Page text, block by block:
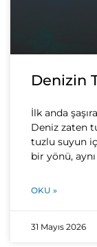
Denizin
İlk anda
Deniz zaten
tuzlu suyun
bir yönü,
OKU »
31 Mayıs 2026